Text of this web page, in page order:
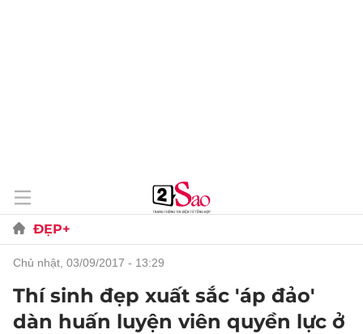
ĐẸP+
chủ nhật, 03/09/2017 - 13:29
Thí sinh đẹp xuất sắc 'áp đảo'
dàn huấn luyện viên quyền lực ở